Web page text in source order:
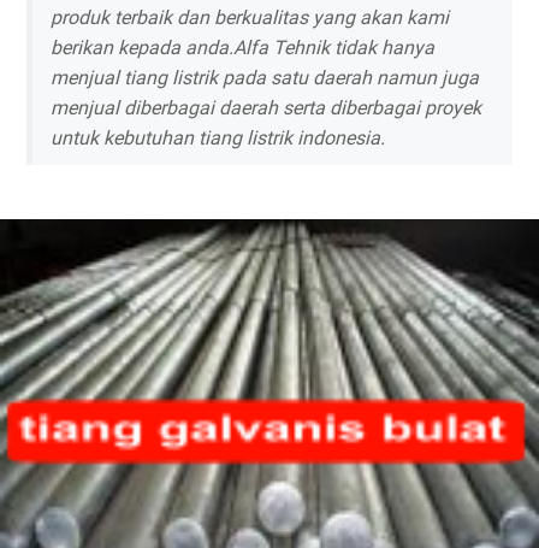
produk terbaik dan berkualitas yang akan kami
berikan kepada anda.Alfa Tehnik tidak hanya
menjual tiang listrik pada satu daerah namun juga
menjual diberbagai daerah serta diberbagai proyek
untuk kebutuhan tiang listrik indonesia.